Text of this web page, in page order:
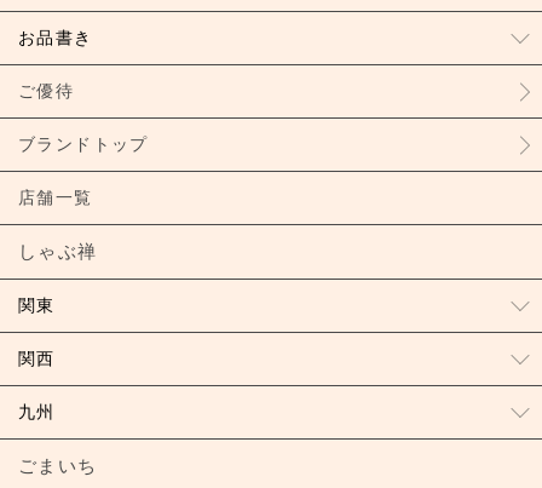
お品書き
ご優待
ブランドトップ
店舗一覧
しゃぶ禅
関東
関西
九州
ごまいち